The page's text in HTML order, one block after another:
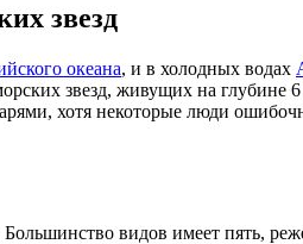
звезд
океана, и в холодных водах
звезд, живущих на
хотя некоторые люди
видов имеет пять,